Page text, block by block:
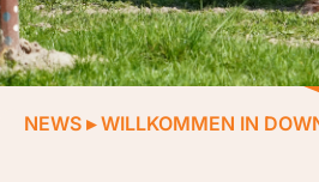
NEWS ▸WILLKOMMEN IN